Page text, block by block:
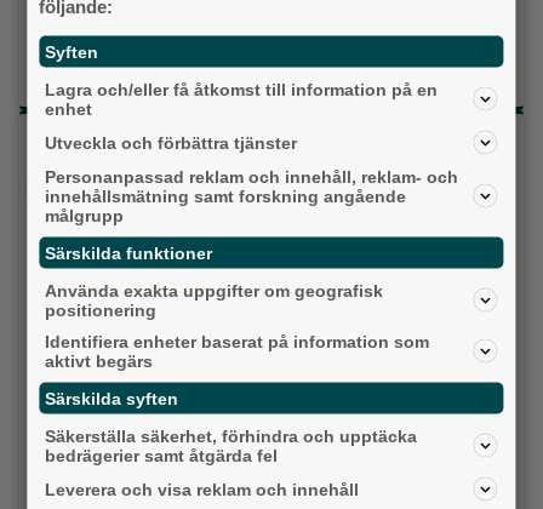
Detta händer i Alingsås 3–10 augusti
Gatuköksklassiker blev succé – nu växlar
Ånga upp
Senaste artiklarna
Alingsås
följande:
Syften
Lagra och/eller få åtkomst till information på en
enhet
Utveckla och förbättra tjänster
Personanpassad reklam och innehåll, reklam- och
innehållsmätning samt forskning angående
målgrupp
Särskilda funktioner
Använda exakta uppgifter om geografisk
positionering
Identifiera enheter baserat på information som
aktivt begärs
Särskilda syften
Säkerställa säkerhet, förhindra och upptäcka
bedrägerier samt åtgärda fel
Leverera och visa reklam och innehåll